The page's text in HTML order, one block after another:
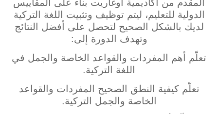
المقدم من أكاديمية أوغاريت بناء على المقاييس
الدولية للتعليم، ليتم توظيف وتثبيت اللغة التركية
لديك بالشكل الصحيح لتحصل على أفضل النتائج
وتهدف الدورة إلى:
تعلّم أهم المفردات والقواعد الخاصة والجمل في
اللغة التركية.
تعلّم كيفية النطق الصحيح المفردات والقواعد
الخاصة والجمل التركية.